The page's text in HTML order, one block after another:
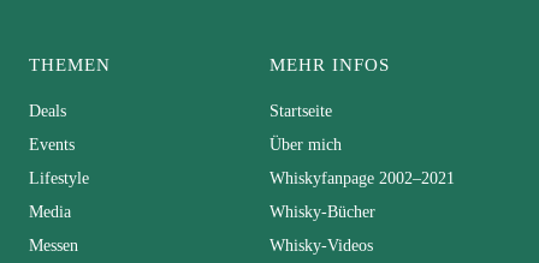
THEMEN
Deals
Events
Lifestyle
Media
Messen
MEHR INFOS
Startseite
Über mich
Whiskyfanpage 2002–2021
Whisky-Bücher
Whisky-Videos